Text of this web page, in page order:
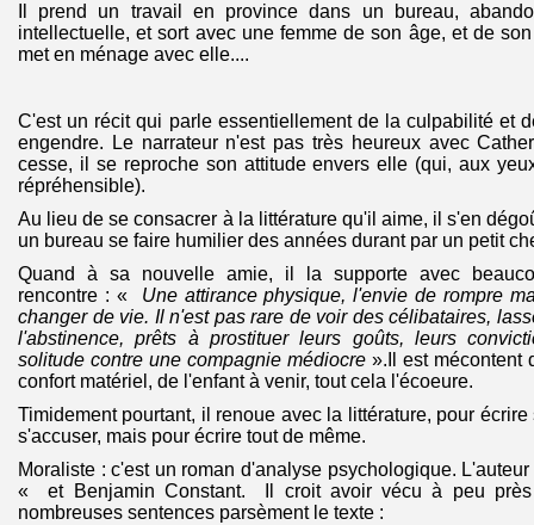
Il prend un travail en province dans un bureau,
intellectuelle, et sort avec une femme de son âge, et de
met en ménage avec elle....
C'est un récit qui parle essentiellement de la culpabilité et
engendre. Le narrateur n'est pas très heureux avec
cesse, il se reproche son attitude envers elle (qui, aux
répréhensible).
Au lieu de se consacrer à la littérature qu'il aime, il s'en
un bureau se faire humilier des années durant par un petit
Quand à sa nouvelle amie, il la supporte avec
rencontre : « Une attirance physique, l'envie de rompre
changer de vie. Il n'est pas rare de voir des célibataires,
l'abstinence, prêts à prostituer leurs goûts, leurs
solitude contre une compagnie médiocre ».Il est mécontent
confort matériel, de l'enfant à venir, tout cela l'écoeure.
Timidement pourtant, il renoue avec la littérature, pour
s'accuser, mais pour écrire tout de même.
Moraliste : c'est un roman d'analyse psychologique.
« et Benjamin Constant. Il croit avoir vécu à peu près
nombreuses sentences parsèment le texte :